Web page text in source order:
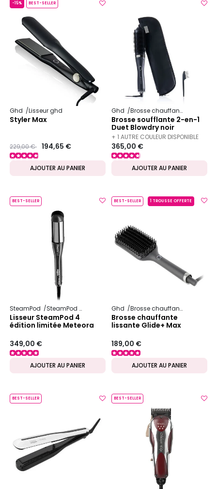
-15% BEST-SELLER
Ghd Lisseur ghd
Styler Max
Prix ​​réduit de
229,00 €to194,65 €
AJOUTER AU PANIER
Ghd Brosse chauffante
Brosse soufflante 2-en-1
Duet Blowdry noir
+ 1 AUTRE COULEUR DISPONIBLE
365,00 €
AJOUTER AU PANIER
BEST-SELLER
SteamPod SteamPod 4
Lisseur SteamPod 4
édition limitée Meteora
349,00 €
AJOUTER AU PANIER
BEST-SELLER 1 TROUSSE OFFERTE
Ghd Brosse chauffante
Brosse chauffante
lissante Glide+ Max
189,00 €
AJOUTER AU PANIER
BEST-SELLER BEST-SELLER